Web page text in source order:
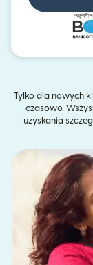
Tylko dla nowych
czasowo.
uzyskania